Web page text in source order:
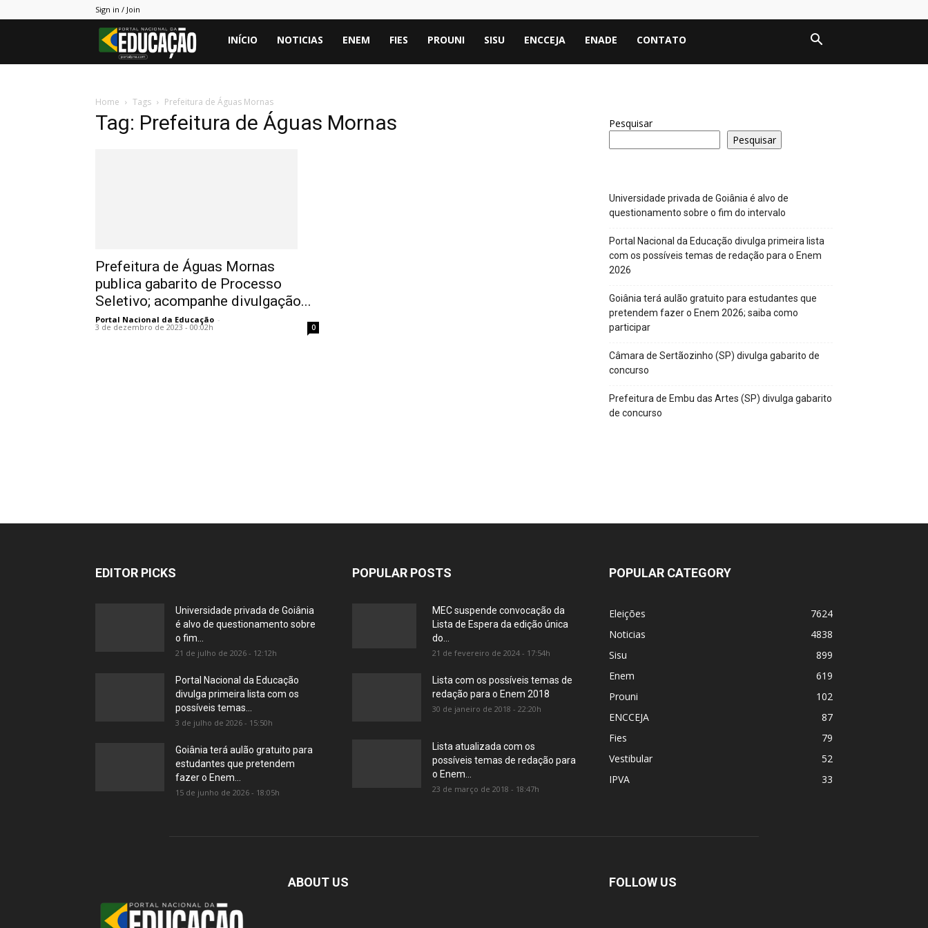
Sign in / Join
Portal
INÍCIO NOTICIAS ENEM FIES PROUNI SISU ENCCEJA ENADE CONTATO
Home Tags Prefeitura de Águas Mornas
Tag: Prefeitura de Águas Mornas
Prefeitura de Águas Mornas
publica gabarito de Processo
Seletivo; acompanhe divulgação...
Portal Nacional da Educação -
3 de dezembro de 2023 - 00:02h 0
Pesquisar
Pesquisar
Universidade privada de Goiânia é alvo de
questionamento sobre o fim do intervalo
Portal Nacional da Educação divulga primeira lista
com os possíveis temas de redação para o Enem
2026
Goiânia terá aulão gratuito para estudantes que
pretendem fazer o Enem 2026; saiba como
participar
Câmara de Sertãozinho (SP) divulga gabarito de
concurso
Prefeitura de Embu das Artes (SP) divulga gabarito
de concurso
EDITOR PICKS
Universidade privada de Goiânia
é alvo de questionamento sobre
o fim...
21 de julho de 2026 - 12:12h
Portal Nacional da Educação
divulga primeira lista com os
possíveis temas...
3 de julho de 2026 - 15:50h
Goiânia terá aulão gratuito para
estudantes que pretendem
fazer o Enem...
15 de junho de 2026 - 18:05h
POPULAR POSTS
MEC suspende convocação da
Lista de Espera da edição única
do...
21 de fevereiro de 2024 - 17:54h
Lista com os possíveis temas de
redação para o Enem 2018
30 de janeiro de 2018 - 22:20h
Lista atualizada com os
possíveis temas de redação para
o Enem...
23 de março de 2018 - 18:47h
POPULAR CATEGORY
Eleições
7624
Noticias
4838
Sisu
899
Enem
619
Prouni
102
ENCCEJA
87
Fies
79
Vestibular
52
IPVA
33
ABOUT US FOLLOW US